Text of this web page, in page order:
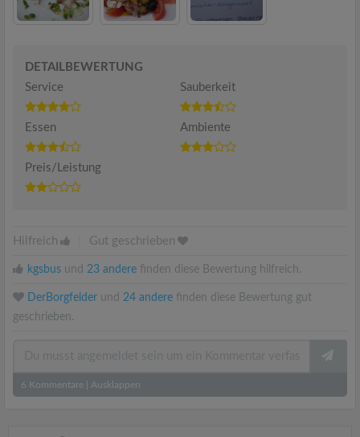
DETAILBEWERTUNG
Service
Sauberkeit
Essen Ambiente
Preis/Leistung
Hilfreich Gut geschrieben
kgsbus und 23 andere finden diese Bewertung hilfreich.
DerBorgfelder und 24 andere finden diese Bewertung gut
geschrieben.
6 Kommentare Ausklappen